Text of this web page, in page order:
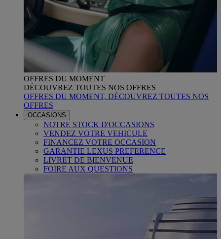
OFFRES DU MOMENT
DÉCOUVREZ TOUTES NOS OFFRES
OFFRES DU MOMENT, DÉCOUVREZ TOUTES NOS
OFFRES
OCCASIONS
NOTRE STOCK D'OCCASIONS
VENDEZ VOTRE VEHICULE
FINANCEZ VOTRE OCCASION
GARANTIE LEXUS PREFERENCE
LIVRET DE BIENVENUE
FOIRE AUX QUESTIONS